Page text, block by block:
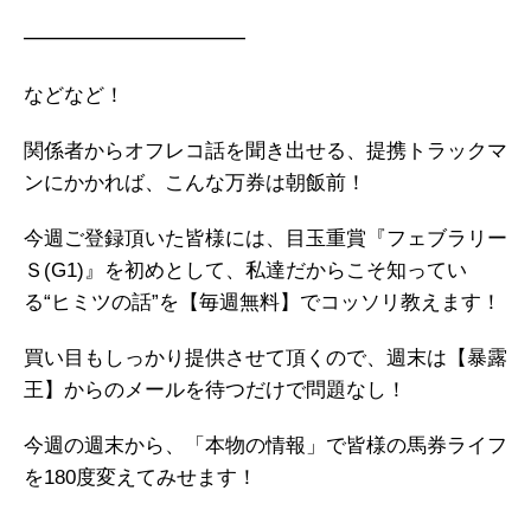
━━━━━━━━━━━
などなど！
関係者からオフレコ話を聞き出せる、提携トラックマ
ンにかかれば、こんな万券は朝飯前！
今週ご登録頂いた皆様には、目玉重賞『フェブラリー
Ｓ(G1)』を初めとして、私達だからこそ知ってい
る“ヒミツの話”を【毎週無料】でコッソリ教えます！
買い目もしっかり提供させて頂くので、週末は【暴露
王】からのメールを待つだけで問題なし！
今週の週末から、「本物の情報」で皆様の馬券ライフ
を180度変えてみせます！